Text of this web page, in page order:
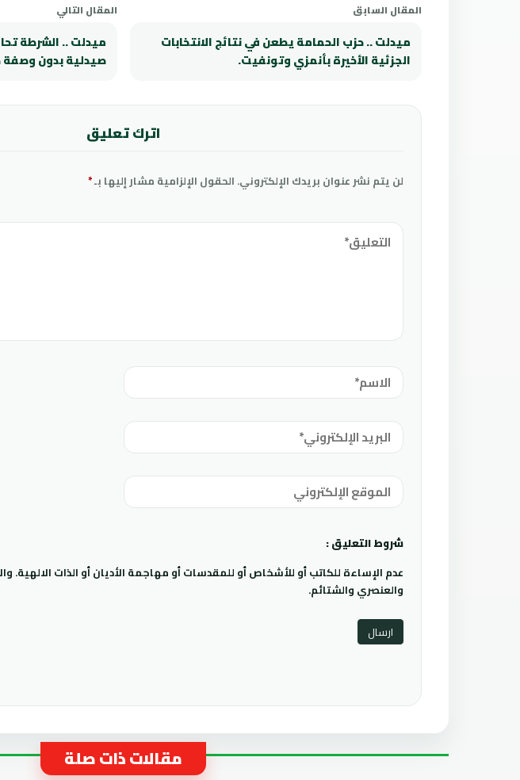
المقال السابق
ميدلت .. حزب الحمامة يطعن في نتائج الانتخابات
الجزئية الأخيرة بأنمزي وتونفيت.
المقال التالي
ميدلت .. الشرطة
صيدلية بدون وصفة
اترك تعليق
لن يتم نشر عنوان بريدك الإلكتروني. الحقول الإلزامية مشار إليها بـ*
شروط التعليق :
عدم الإساءة للكاتب أو للأشخاص أو للمقدسات أو مهاجمة الأديان أو الذات الالهية.
والعنصري والشتائم.
مقالات ذات صلة